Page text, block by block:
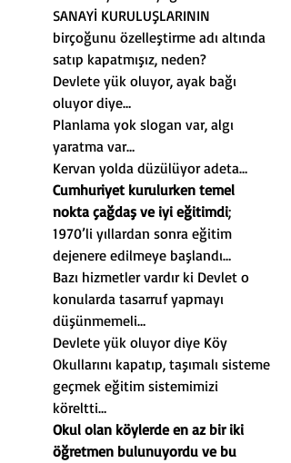
SANAYİ KURULUŞLARININ
birçoğunu özelleştirme adı altında
satıp kapatmışız, neden?
Devlete yük oluyor, ayak bağı
oluyor diye…
Planlama yok slogan var, algı
yaratma var…
Kervan yolda düzülüyor adeta…
Cumhuriyet kurulurken temel
nokta çağdaş ve iyi eğitimdi;
1970’li yıllardan sonra eğitim
dejenere edilmeye başlandı…
Bazı hizmetler vardır ki Devlet o
konularda tasarruf yapmayı
düşünmemeli…
Devlete yük oluyor diye Köy
Okullarını kapatıp, taşımalı sisteme
geçmek eğitim sistemimizi
köreltti…
Okul olan köylerde en az bir iki
öğretmen bulunuyordu ve bu